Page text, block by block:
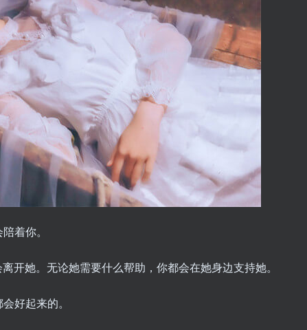
着你。
开她。无论她需要什么帮助，你都会在她身边支持她。
好起来的。